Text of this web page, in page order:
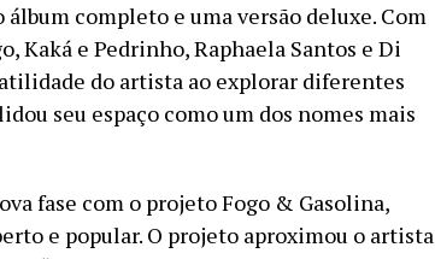
completo e uma versão deluxe. Com
Kaká e Pedrinho, Raphaela Santos e Di
do artista ao explorar diferentes
seu espaço como um dos nomes mais
fase com o projeto Fogo & Gasolina,
e popular. O projeto aproximou o artista